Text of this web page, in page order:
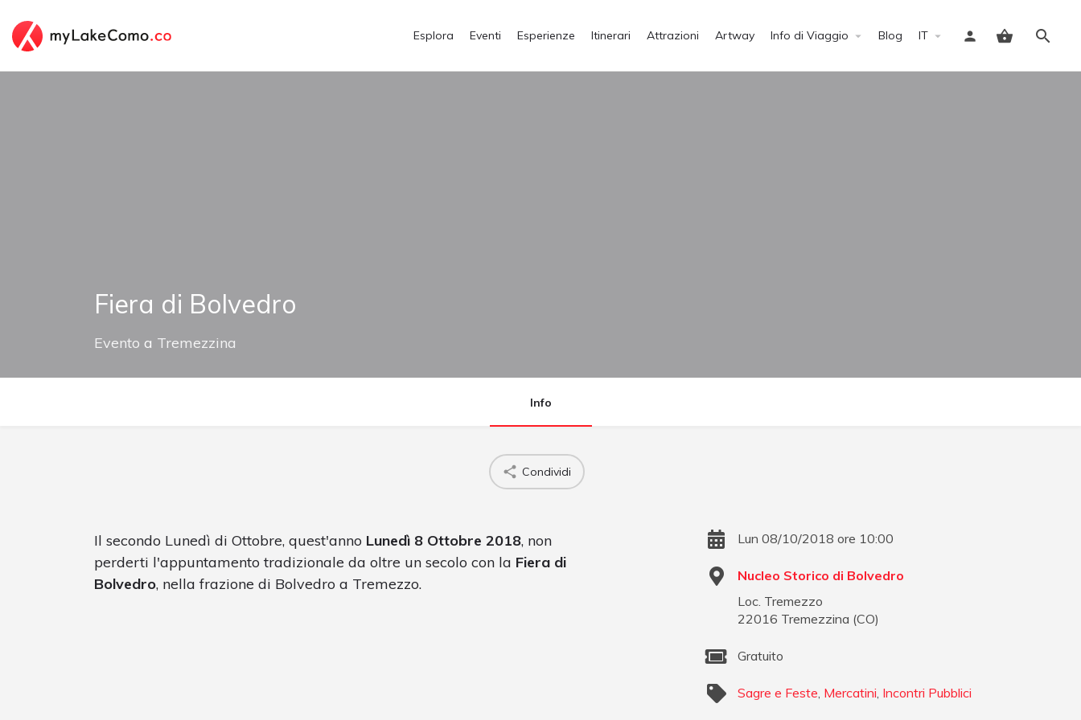
Esplora Eventi Esperienze Itinerari Attrazioni Artway Info di Viaggio Blog IT
Accedi
Fiera di Bolvedro
Evento a Tremezzina
Info
Condividi
Il secondo Lunedì di Ottobre, quest'anno Lunedì 8 Ottobre 2018, non
perderti l'appuntamento tradizionale da oltre un secolo con la Fiera di
Bolvedro, nella frazione di Bolvedro a Tremezzo.
Lun 08/10/2018 ore 10:00
Nucleo Storico di Bolvedro
Loc. Tremezzo
22016 Tremezzina (CO)
Gratuito
Sagre e Feste, Mercatini, Incontri Pubblici